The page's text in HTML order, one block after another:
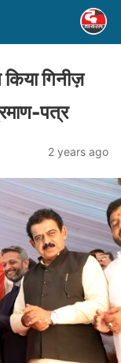
गिनीज़
पत्र
2 years ago